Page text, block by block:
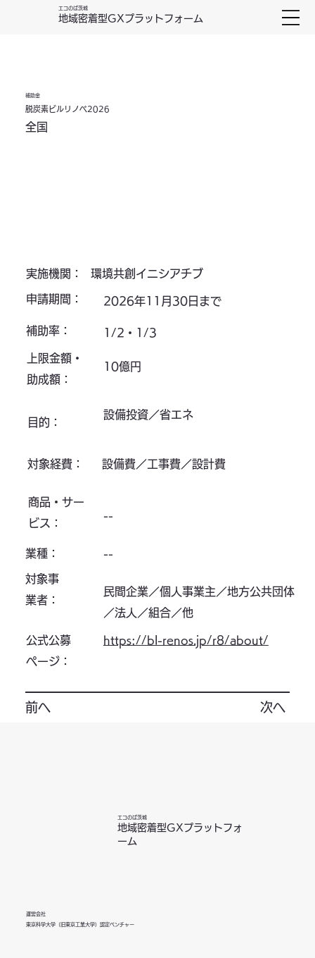
エコのば茨城
地域密着型GXプラットフォーム
補助金
脱炭素ビルリノベ2026
全国
実施機関：
申請期間：
上限金額・
助成額：
補助率：
目的：
対象経費：
商品・サー
ビス：
業種：
対象事
業者：
公式公募
ページ：
環境共創イニシアチブ
2026年11月30日まで
10億円
1/2・1/3
設備投資／省エネ
設備費／工事費／設計費
--
--
民間企業／個人事業主／地方公共団体
／法人／組合／他
https://bl-renos.jp/r8/about/
前へ 次へ
エコのば茨城
地域密着型GXプラットフォ
ーム
運営会社
東京科学大学（旧東京工業大学）認定ベンチャー